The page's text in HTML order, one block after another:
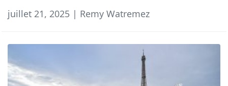
juillet 21, 2025 | Remy Watremez